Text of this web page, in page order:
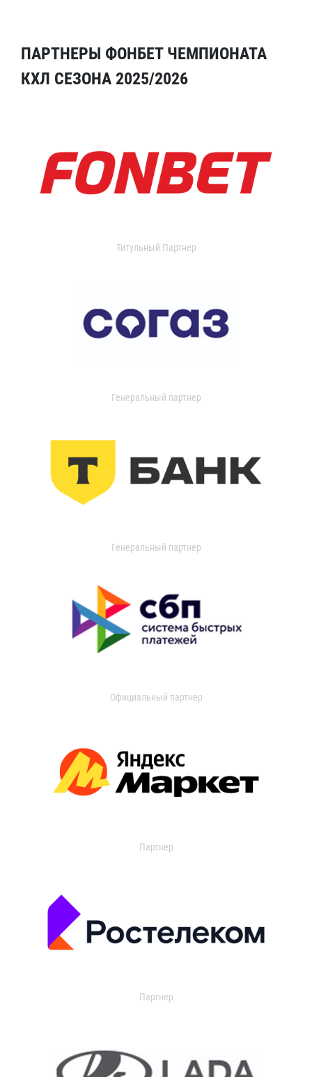
ПАРТНЕРЫ ФОНБЕТ ЧЕМПИОНАТА
КХЛ СЕЗОНА 2025/2026
Титульный Партнер
Генеральный партнер
Генеральный партнер
Официальный партнер
Партнер
Партнер